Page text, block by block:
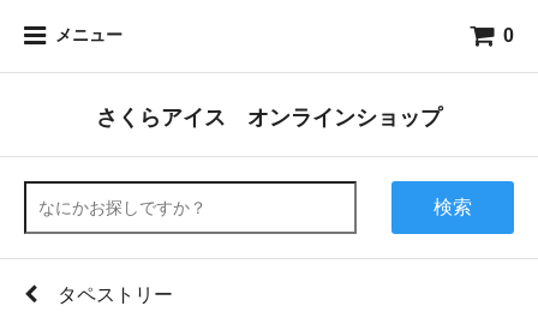
メニュー 0
さくらアイス オンラインショップ
検索
タペストリー